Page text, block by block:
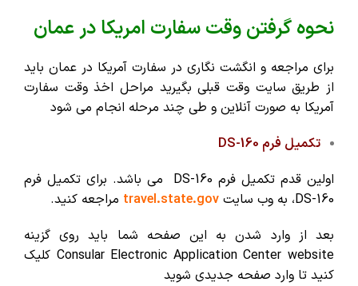
نحوه گرفتن وقت سفارت امریکا در عمان
برای مراجعه و انگشت نگاری در سفارت آمریکا در عمان باید
از طریق سایت وقت قبلی بگیرید مراحل اخذ وقت سفارت
آمریکا به صورت آنلاین و طی چند مرحله انجام می شود
تکمیل فرم DS-160
اولین قدم تکمیل فرم DS-160 می باشد. برای تکمیل فرم
DS-160، به وب سایت
travel.state.gov مراجعه کنید.
بعد از وارد شدن به این صفحه شما باید روی گزینه
Consular Electronic Application Center website کلیک
کنید تا وارد صفحه جدیدی شوید